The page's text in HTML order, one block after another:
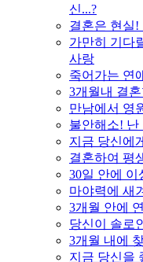
신...?
결혼은 현실!
가만히 기다
사랑
죽어가는 연
3개월내 결
만남에서 영
불안해소! 난
지금 당신에
결혼하여 평
30일 안에 이
마야력에 새
3개월 안에
당신이 솔로
3개월 내에
지금 당신을